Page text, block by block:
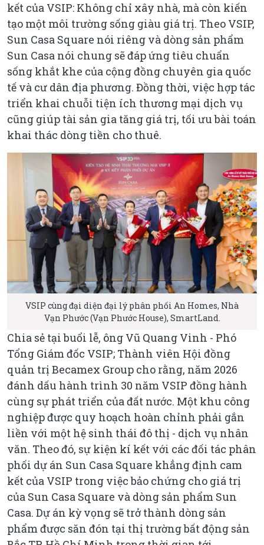
kết của VSIP: Không chỉ xây nhà, mà còn kiến
tạo một môi trường sống giàu giá trị. Theo VSIP,
Sun Casa Square nói riêng và dòng sản phẩm
Sun Casa nói chung sẽ đáp ứng tiêu chuẩn
sống khắt khe của cộng đồng chuyên gia quốc
tế và cư dân địa phương. Đồng thời, việc hợp tác
triển khai chuỗi tiện ích thương mại dịch vụ
cũng giúp tài sản gia tăng giá trị, tối ưu bài toán
khai thác dòng tiền cho thuê.
VSIP cùng đại diện đại lý phân phối An Homes, Nhà
Vạn Phước (Vạn Phước House), SmartLand.
Chia sẻ tại buổi lễ, ông Vũ Quang Vinh - Phó
Tổng Giám đốc VSIP; Thành viên Hội đồng
quản trị Becamex Group cho rằng, năm 2026
đánh dấu hành trình 30 năm VSIP đồng hành
cùng sự phát triển của đất nước. Một khu công
nghiệp được quy hoạch hoàn chỉnh phải gắn
liền với một hệ sinh thái đô thị - dịch vụ nhân
văn. Theo đó, sự kiện kí kết với các đối tác phân
phối dự án Sun Casa Square khẳng định cam
kết của VSIP trong việc bảo chứng cho giá trị
của Sun Casa Square và dòng sản phẩm Sun
Casa. Dự án kỳ vọng sẽ trở thành dòng sản
phẩm được săn đón tại thị trường bất động sản